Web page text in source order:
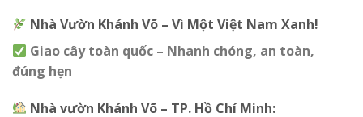
Nhà Vườn Khánh Võ – Vì Một Việt Nam Xanh!
Giao cây toàn quốc – Nhanh chóng, an toàn,
đúng hẹn
Nhà vườn Khánh Võ – TP. Hồ Chí Minh: